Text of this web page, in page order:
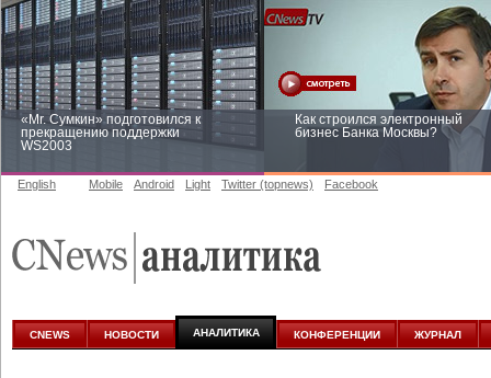
«Mr. Сумкин» подготовился к
прекращению поддержки
WS2003
Как строился электронный
бизнес Банка Москвы?
аналитике
English Mobile Android Light Twitter (topnews) Facebook
CNEWS НОВОСТИ АНАЛИТИКА КОНФЕРЕНЦИИ ЖУРНАЛ